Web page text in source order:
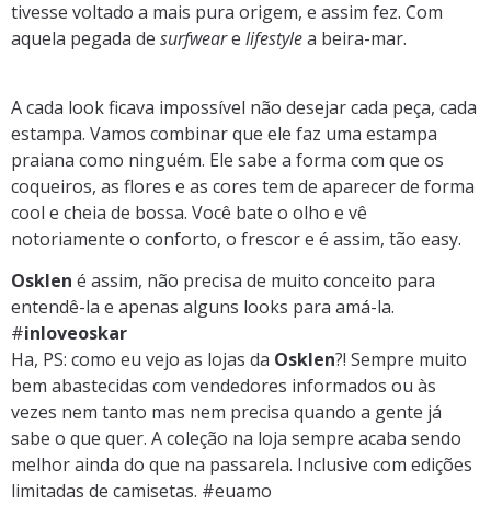
tivesse voltado a mais pura origem, e assim fez. Com
aquela pegada de surfweare lifestylea beira-mar.
A cada look ficava impossível não desejar cada peça, cada
estampa. Vamos combinar que ele faz uma estampa
praiana como ninguém. Ele sabe a forma com que os
coqueiros, as flores e as cores tem de aparecer de forma
cool e cheia de bossa. Você bate o olho e vê
notoriamente o conforto, o frescor e é assim, tão easy.
Osklen é assim, não precisa de muito conceito para
entendê-la e apenas alguns looks para amá-la.
#inloveoskar
Ha, PS: como eu vejo as lojas da Osklen?! Sempre muito
bem abastecidas com vendedores informados ou às
vezes nem tanto mas nem precisa quando a gente já
sabe o que quer. A coleção na loja sempre acaba sendo
melhor ainda do que na passarela. Inclusive com edições
limitadas de camisetas. #euamo